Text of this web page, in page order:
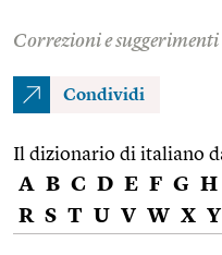
Correzioni e suggerimenti
Condividi
Il dizionario di italiano
A B C D E F G H
R S T U V W X Y